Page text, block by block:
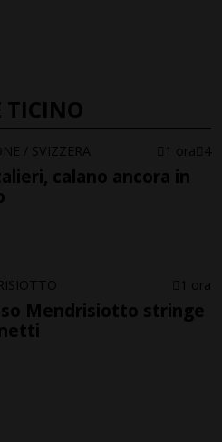
TICINO
/ SVIZZERA 1 ora 4
calano ancora in
1 ora
Mendrisiotto stringe